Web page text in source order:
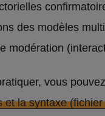
des modèles
modération
vous pouvez
et la syntaxe (fichier